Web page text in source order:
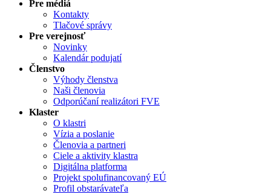
Pre médiá
Kontakty
Tlačové správy
Pre verejnosť
Novinky
Kalendár podujatí
Členstvo
Výhody členstva
Naši členovia
Odporúčaní realizátori FVE
Klaster
O klastri
Vízia a poslanie
Členovia a partneri
Ciele a aktivity klastra
Digitálna platforma
Projekt spolufinancovaný EÚ
Profil obstarávateľa